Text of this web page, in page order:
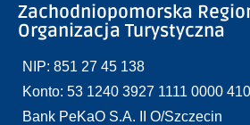
Zachodniopomorska
Organizacja Turystyczna
NIP: 851 27 45 138
Konto: 53 1240 3927 1111 0000
Bank PeKaO S.A. II O/Szczecin